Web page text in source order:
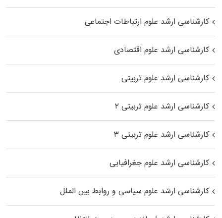
کارشناسی ارشد علوم ارتباطات اجتماعی
کارشناسی ارشد علوم اقتصادی
کارشناسی ارشد علوم تربیتی
کارشناسی ارشد علوم تربیتی ۲
کارشناسی ارشد علوم تربیتی ۳
کارشناسی ارشد علوم جغرافیایی
کارشناسی ارشد علوم سیاسی و روابط بین الملل